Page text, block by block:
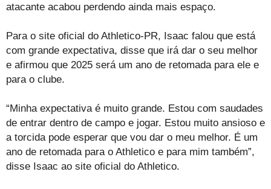
atacante acabou perdendo ainda mais espaço.
Para o site oficial do Athletico-PR, Isaac falou que está
com grande expectativa, disse que irá dar o seu melhor
e afirmou que 2025 será um ano de retomada para ele e
para o clube.
“Minha expectativa é muito grande. Estou com saudades
de entrar dentro de campo e jogar. Estou muito ansioso e
a torcida pode esperar que vou dar o meu melhor. É um
ano de retomada para o Athletico e para mim também”,
disse Isaac ao site oficial do Athletico.